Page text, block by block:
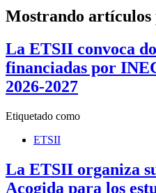
Mostrando
La ETSII convoca
financiadas por
2026-2027
Etiquetado como
ETSII
La ETSII organiza
Acogida para los